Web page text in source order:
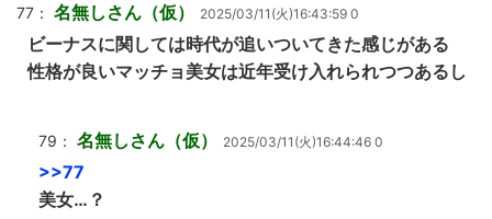
77： 名無しさん（仮） 2025/03/11(火)16:43:59 0
ビーナスに関しては時代が追いついてきた感じがある
性格が良いマッチョ美女は近年受け入れられつつあるし
79： 名無しさん（仮） 2025/03/11(火)16:44:46 0
>>77
美女…？